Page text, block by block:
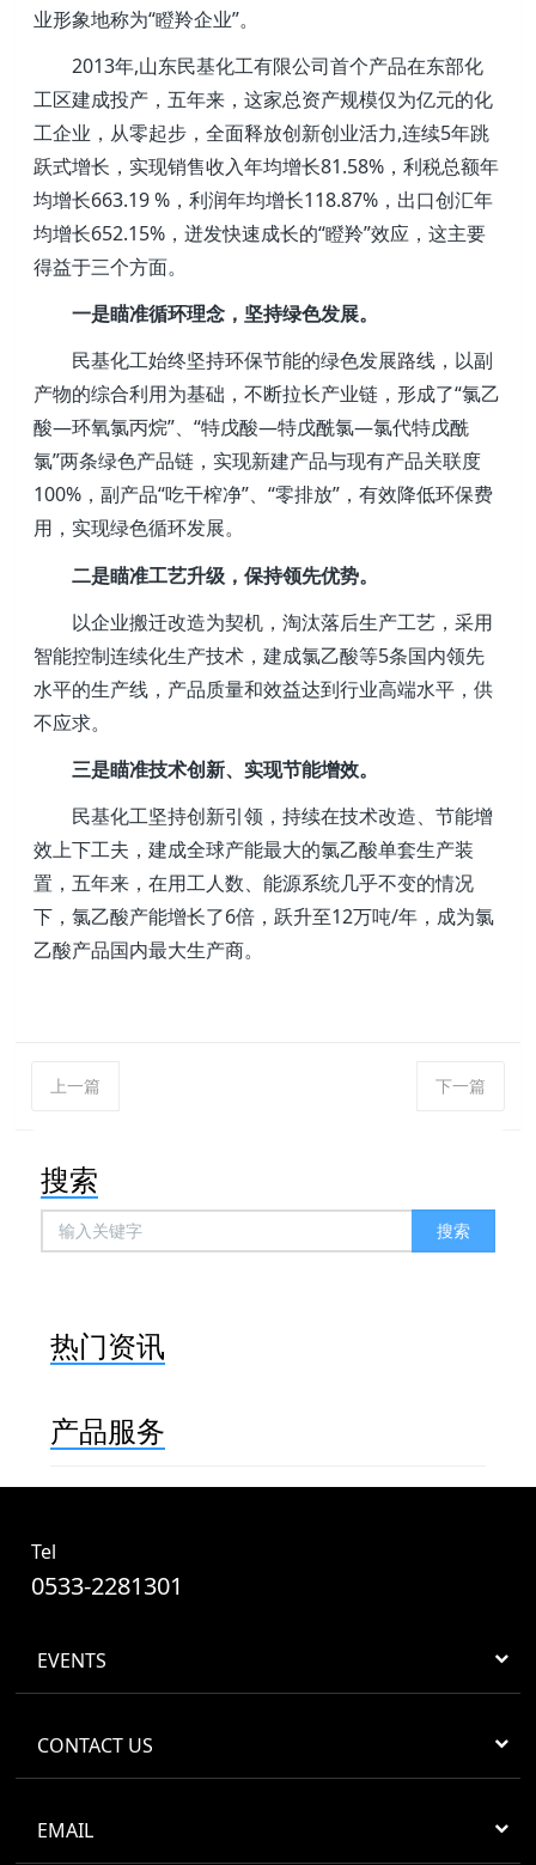
业形象地称为“瞪羚企业”。
2013年,山东民基化工有限公司首个产品在东部化
工区建成投产，五年来，这家总资产规模仅为亿元的化
工企业，从零起步，全面释放创新创业活力,连续5年跳
跃式增长，实现销售收入年均增长81.58%，利税总额年
均增长663.19 %，利润年均增长118.87%，出口创汇年
均增长652.15%，迸发快速成长的“瞪羚”效应，这主要
得益于三个方面。
一是瞄准循环理念，坚持绿色发展。
民基化工始终坚持环保节能的绿色发展路线，以副
产物的综合利用为基础，不断拉长产业链，形成了“氯乙
酸—环氧氯丙烷”、“特戊酸—特戊酰氯—氯代特戊酰
氯”两条绿色产品链，实现新建产品与现有产品关联度
100%，副产品“吃干榨净”、“零排放”，有效降低环保费
用，实现绿色循环发展。
二是瞄准工艺升级，保持领先优势。
以企业搬迁改造为契机，淘汰落后生产工艺，采用
智能控制连续化生产技术，建成氯乙酸等5条国内领先
水平的生产线，产品质量和效益达到行业高端水平，供
不应求。
三是瞄准技术创新、实现节能增效。
民基化工坚持创新引领，持续在技术改造、节能增
效上下工夫，建成全球产能最大的氯乙酸单套生产装
置，五年来，在用工人数、能源系统几乎不变的情况
下，氯乙酸产能增长了6倍，跃升至12万吨/年，成为氯
乙酸产品国内最大生产商。
上一篇 下一篇
搜索
搜索
热门资讯
产品服务
Tel
0533-2281301
EVENTS
CONTACT US
EMAIL